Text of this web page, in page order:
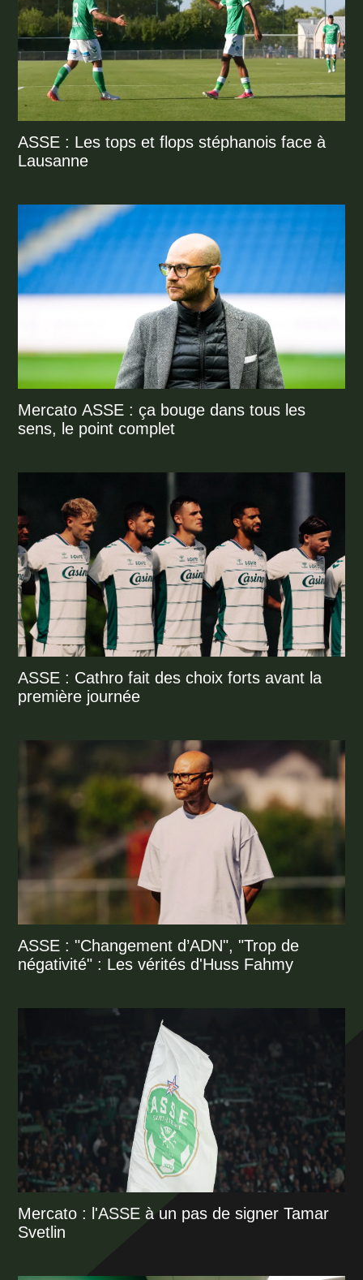
ASSE : Les tops et flops stéphanois face à
Lausanne
Mercato ASSE : ça bouge dans tous les
sens, le point complet
ASSE : Cathro fait des choix forts avant la
première journée
ASSE : "Changement d’ADN", "Trop de
négativité" : Les vérités d'Huss Fahmy
Mercato : l'ASSE à un pas de signer Tamar
Svetlin